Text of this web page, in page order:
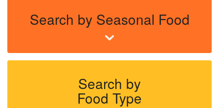
Search by Seasonal Food
Search by
Food Type